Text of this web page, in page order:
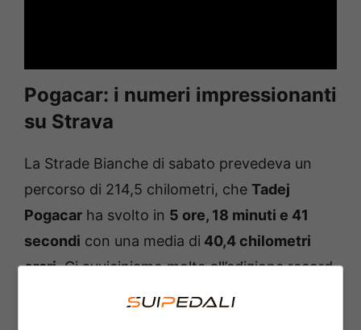
Pogacar: i numeri impressionanti
su Strava
La Strade Bianche di sabato prevedeva un
percorso di 214,5 chilometri, che Tadej
Pogacar ha svolto in 5 ore, 18 minuti e 41
secondi con una media di 40,4 chilometri
orari. Ci avviciniamo molto all’edizione record,
che però, ricordiamo, si affrontava su un